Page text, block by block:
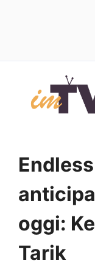
contenuto
oggi:
Tarik